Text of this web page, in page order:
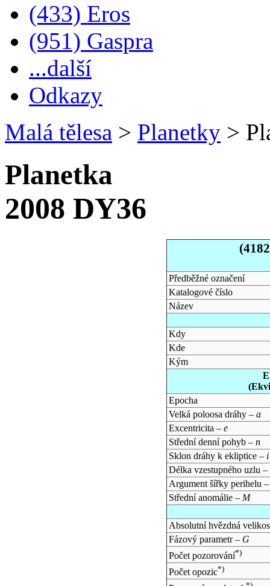
(433) Eros
(951) Gaspra
...další
Odkazy
Malá tělesa > Planetky >
Planetka
2008 DY36
Předběžné označení
Katalogové číslo
Název
Kdy
Kde
Kým
Epocha
Velká poloosa dráhy – a
Excentricita – e
Střední denní pohyb – n
Sklon dráhy k ekliptice – i
Délka vzestupného uzlu –
Argument šířky perihelu
Střední anomálie – M
Absolutní hvězdná
Fázový parametr – G
Počet pozorování*)
Počet opozic*)